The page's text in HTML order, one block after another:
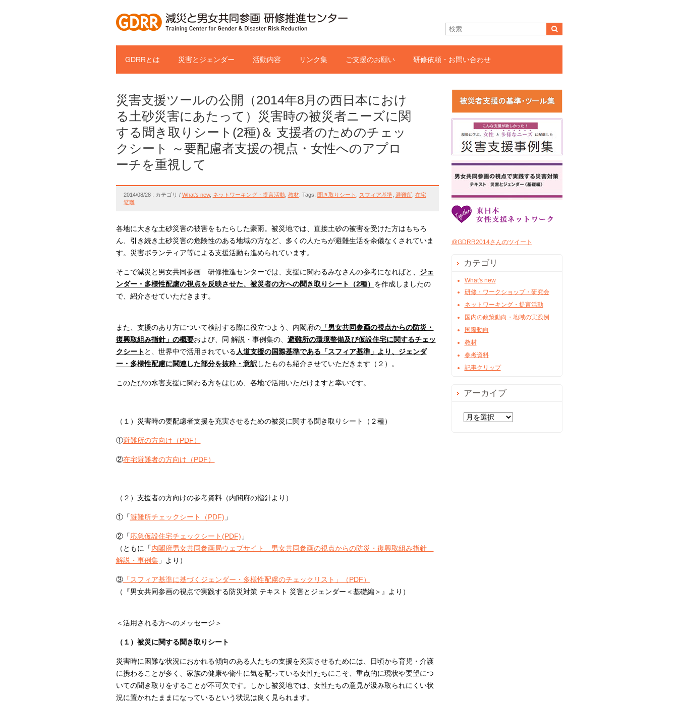
GDRRとは 災害とジェンダー 活動内容 リンク集 ご支援のお願い 研修依頼・お問い合わせ
災害支援ツールの公開（2014年8月の西日本におけ
る土砂災害にあたって）災害時の被災者ニーズに関
する聞き取りシート(2種)＆ 支援者のためのチェッ
クシート ～要配慮者支援の視点・女性へのアプロ
ーチを重視して
2014/08/28 : カテゴリ / What's new, ネットワーキング・提言活動, 教材. Tags: 聞き取りシート スフィア基準, 避難所, 在宅
避難
各地に大きな土砂災害の被害をもたらした豪雨。被災地では、直接土砂の被害を受けた方はもちろ
ん、引き続き土砂災害の危険性のある地域の方など、多くの人たちが避難生活を余儀なくされていま
す。災害ボランティア等による支援活動も進められています。
そこで減災と男女共同参画 研修推進センターでは、支援に関わるみなさんの参考になればと、 ジェ
ンダー・多様性配慮の視点を反映させた、被災者の方への聞き取りシート（2種） を作成しましたの
で、紹介させていただきます。
また、支援のあり方について検討する際に役立つよう、内閣府の「男女共同参画の視点からの防災・
復興取組み指針」の概要および、同 解説・事例集の、 避難所の環境整備及び仮設住宅に関するチェッ
クシート と、世界中で活用されている 人道支援の国際基準である「スフィア基準」より、ジェンダ
ー・多様性配慮に関連した部分を抜粋・意訳 したものも紹介させていただきます（２）。
このたびの水害支援に関わる方をはじめ、各地で活用いただけますと幸いです。
（１）災害時の要配慮者支援を充実させるための被災に関する聞き取りシート（２種）
①避難所の方向け（PDF）
②在宅避難者の方向け（PDF）
（２）支援者の方向けの参考資料（内閣府の指針より）
①「避難所チェックシート（PDF) 」
②「応急仮設住宅チェックシート(PDF) 」
（ともに「内閣府男女共同参画局ウェブサイト 男女共同参画の視点からの防災・復興取組み指針
解説・事例集」より）
③「スフィア基準に基づくジェンダー・多様性配慮のチェックリスト」（PDF）
（『男女共同参画の視点で実践する防災対策 テキスト 災害とジェンダー＜基礎編＞』より）
＜活用される方へのメッセージ＞
（１）被災に関する聞き取りシート
災害時に困難な状況におかれる傾向のある人たちの支援を充実させるためには、日頃から育児・介護
に携わることが多く、家族の健康や衛生に気を配っている女性たちにこそ、重点的に現状や要望につ
いての聞き取りをすることが不可欠です。しかし被災地では、女性たちの意見が汲み取られにくい状
況に置かれたままになっているという状況は良く見られます。
@GDRR2014さんのツイート
カテゴリ
What's new
研修・ワークショップ・研究会
ネットワーキング・提言活動
国内の政策動向・地域の実践例
国際動向
教材
参考資料
記事クリップ
アーカイブ